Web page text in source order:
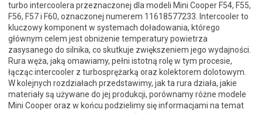
turbo intercoolera przeznaczonej dla modeli Mini Cooper F54, F55,
F56, F57 i F60, oznaczonej numerem 11618577233. Intercooler to
kluczowy komponent w systemach doładowania, którego
głównym celem jest obniżenie temperatury powietrza
zasysanego do silnika, co skutkuje zwiększeniem jego wydajności.
Rura węża, jaką omawiamy, pełni istotną rolę w tym procesie,
łącząc intercooler z turbosprężarką oraz kolektorem dolotowym.
W kolejnych rozdziałach przedstawimy, jak ta rura działa, jakie
materiały są używane do jej produkcji, porównamy różne modele
Mini Cooper oraz w końcu podzielimy się informacjami na temat